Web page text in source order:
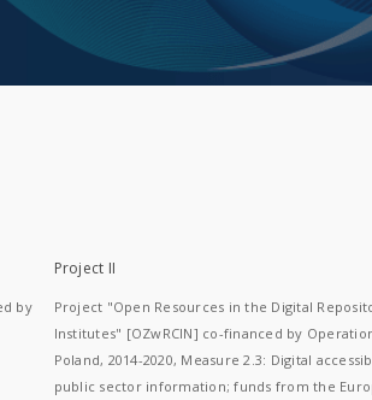
by
Project II
Project "Open Resources in the Digital
Institutes" [OZwRCIN] co-financed by
Poland, 2014-2020, Measure 2.3: Digital
public sector information; funds from the